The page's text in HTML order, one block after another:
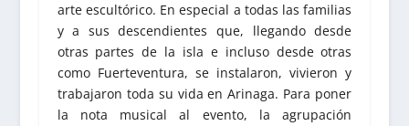
arte escultórico. En especial a todas las familias
y a sus descendientes que, llegando desde
otras partes de la isla e incluso desde otras
como Fuerteventura, se instalaron, vivieron y
trabajaron toda su vida en Arinaga. Para poner
la nota musical al evento, la agrupación